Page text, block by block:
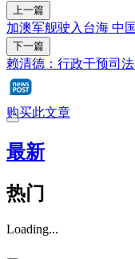
上一篇
加澳军舰驶入台海 中
下一篇
赖清德：行政干预司
购买此文章
最新
热门
Loading...